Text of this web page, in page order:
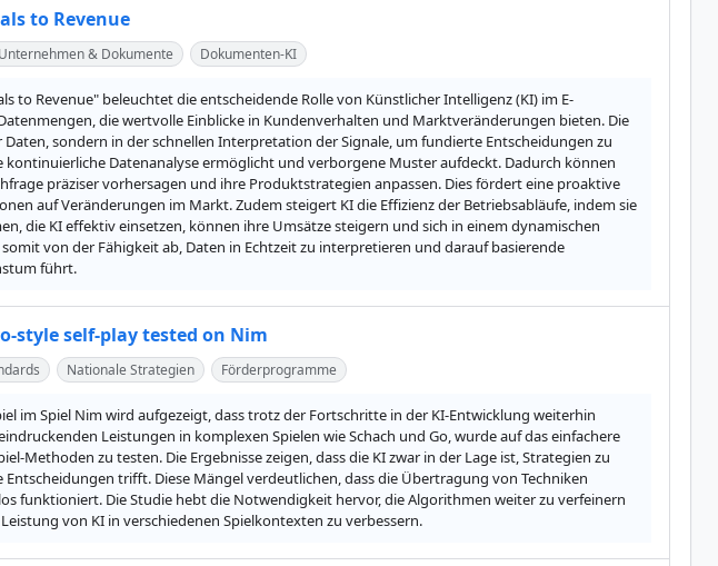
to Revenue
Unternehmen & Dokumente Dokumenten-KI
to Revenue" beleuchtet die entscheidende Rolle von Künstlicher Intelligenz (KI) im E-
die wertvolle Einblicke in Kundenverhalten und Marktveränderungen bieten. Die
sondern in der schnellen Interpretation der Signale, um fundierte Entscheidungen zu
Datenanalyse ermöglicht und verborgene Muster aufdeckt. Dadurch können
präziser vorhersagen und ihre Produktstrategien anpassen. Dies fördert eine proaktive
auf Veränderungen im Markt. Zudem steigert KI die Effizienz der Betriebsabläufe, indem sie
die KI effektiv einsetzen, können ihre Umsätze steigern und sich in einem dynamischen
von der Fähigkeit ab, Daten in Echtzeit zu interpretieren und darauf basierende
führt.
style self-play tested on Nim
Nationale Strategien Förderprogramme
im Spiel Nim wird aufgezeigt, dass trotz der Fortschritte in der KI-Entwicklung weiterhin
Leistungen in komplexen Spielen wie Schach und Go, wurde auf das einfachere
Methoden zu testen. Die Ergebnisse zeigen, dass die KI zwar in der Lage ist, Strategien zu
trifft. Diese Mängel verdeutlichen, dass die Übertragung von Techniken
funktioniert. Die Studie hebt die Notwendigkeit hervor, die Algorithmen weiter zu verfeinern
von KI in verschiedenen Spielkontexten zu verbessern.